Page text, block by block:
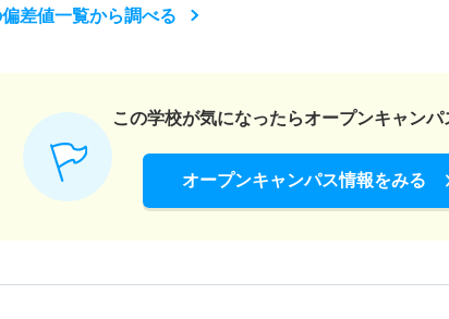
差値一覧から調べる
この学校が気になったらオープンキャンパ
オープンキャンパス情報をみる